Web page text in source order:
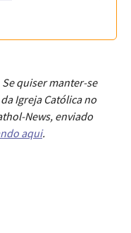
quiser manter-se
Igreja Católica no
News, enviado
aqui.